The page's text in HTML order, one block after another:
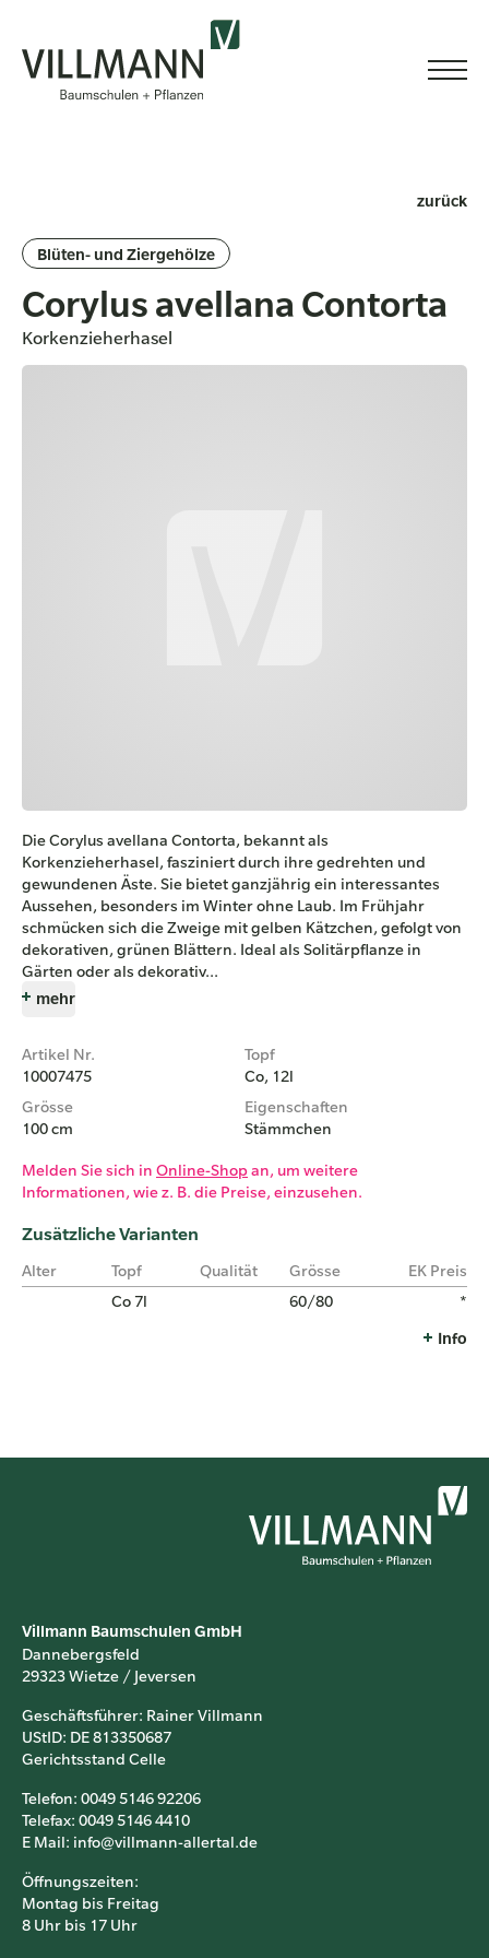
zurück
Blüten- und Ziergehölze
Corylus avellana Contorta
Korkenzieherhasel
Die Corylus avellana Contorta, bekannt als
Korkenzieherhasel, fasziniert durch ihre gedrehten und
gewundenen Äste. Sie bietet ganzjährig ein interessantes
Aussehen, besonders im Winter ohne Laub. Im Frühjahr
schmücken sich die Zweige mit gelben Kätzchen, gefolgt von
dekorativen, grünen Blättern. Ideal als Solitärpflanze in
Gärten oder als dekorativ...
mehr
Artikel Nr.
10007475
Topf
Co, 12l
Grösse
100 cm
Eigenschaften
Stämmchen
Melden Sie sich in Online-Shopan, um weitere
Informationen, wie z. B. die Preise, einzusehen.
Zusätzliche Varianten
Alter Topf Qualität Grösse
EK Preis
Co 7l
60/80 *
Info
Villmann Baumschulen GmbH
Dannebergsfeld
29323 Wietze / Jeversen
Geschäftsführer: Rainer Villmann
UStID: DE 813350687
Gerichtsstand Celle
Telefon: 0049 5146 92206
Telefax: 0049 5146 4410
E Mail: info@villmann-allertal.de
Öffnungszeiten:
Montag bis Freitag
8 Uhr bis 17 Uhr